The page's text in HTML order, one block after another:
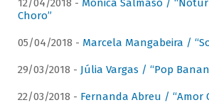
12/04/2018 - Mônica Salmaso /
Choro”
05/04/2018 - Marcela Mangabeira /
29/03/2018 - Júlia Vargas / “Pop
22/03/2018 - Fernanda Abreu / “Amor